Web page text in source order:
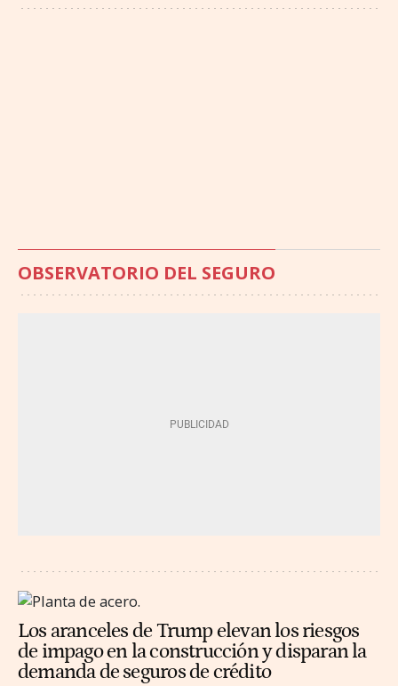
OBSERVATORIO DEL SEGURO
Los aranceles de Trump elevan los riesgos
de impago en la construcción y disparan la
demanda de seguros de crédito